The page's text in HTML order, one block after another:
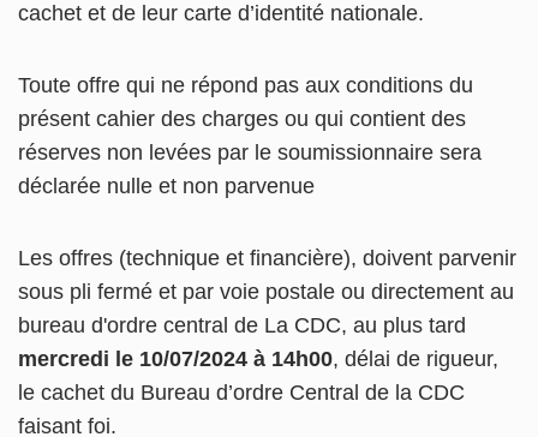
cachet et de leur carte d’identité nationale.
Toute offre qui ne répond pas aux conditions du
présent cahier des charges ou qui contient des
réserves non levées par le soumissionnaire sera
déclarée nulle et non parvenue
Les offres (technique et financière), doivent parvenir
sous pli fermé et par voie postale ou directement au
bureau d'ordre central de La CDC, au plus tard
mercredi le 10/07/2024 à 14h00, délai de rigueur,
le cachet du Bureau d’ordre Central de la CDC
faisant foi.